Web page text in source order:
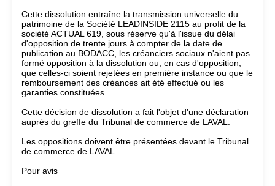
Cette dissolution entraîne la transmission universelle du
patrimoine de la Société LEADINSIDE 2115 au profit de la
société ACTUAL 619, sous réserve qu'à l'issue du délai
d'opposition de trente jours à compter de la date de
publication au BODACC, les créanciers sociaux n'aient pas
formé opposition à la dissolution ou, en cas d'opposition,
que celles-ci soient rejetées en première instance ou que le
remboursement des créances ait été effectué ou les
garanties constituées.
Cette décision de dissolution a fait l'objet d'une déclaration
auprès du greffe du Tribunal de commerce de LAVAL.
Les oppositions doivent être présentées devant le Tribunal
de commerce de LAVAL.
Pour avis